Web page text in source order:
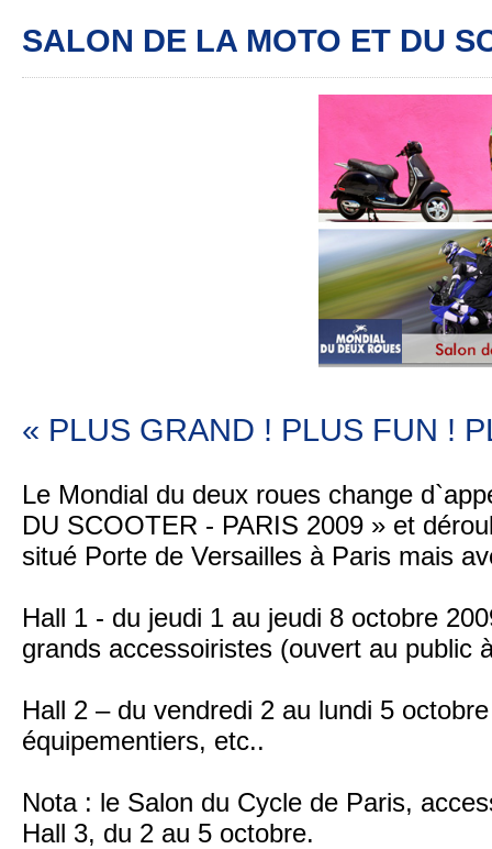
SALON DE LA MOTO ET DU
« PLUS GRAND ! PLUS FUN !
Le Mondial du deux roues change
DU SCOOTER - PARIS 2009 » et
situé Porte de Versailles à Paris mais
Hall 1 - du jeudi 1 au jeudi 8 octobre
grands accessoiristes (ouvert au public
Hall 2 – du vendredi 2 au lundi 5
équipementiers, etc..
Nota : le Salon du Cycle de Paris,
Hall 3, du 2 au 5 octobre.